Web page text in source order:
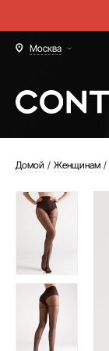
Москва
Домой Женщинам